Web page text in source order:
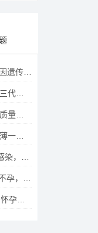
健康宝宝
女儿
男宝宝
功获得
女宝宝
管喜获
功好孕